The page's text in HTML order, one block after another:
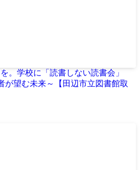
。学校に「読書しない読書会」
が望む未来～【田辺市立図書館取